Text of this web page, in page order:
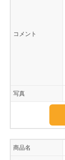
コメント
写真
商品名